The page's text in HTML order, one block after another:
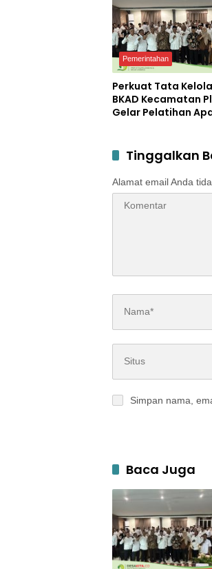
Pemerintahan
Perkuat Tata
BKAD Kecamatan
Gelar Pelatihan
Tinggalkan
Alamat email Anda
Simpan nama,
Baca Juga